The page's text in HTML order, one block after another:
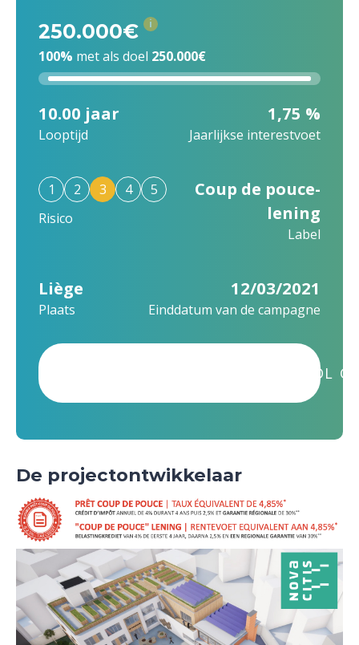
250.000€ i
100% met als doel 250.000€
10.00 jaar
Looptijd
1,75 %
Jaarlijkse interestvoet
1 2 3 4
5
Risico
Coup de pouce-
lening
Label
Liège
Plaats
12/03/2021
Einddatum van de campagne
DIT PROJECT WERD SUCCESVOL
De projectontwikkelaar